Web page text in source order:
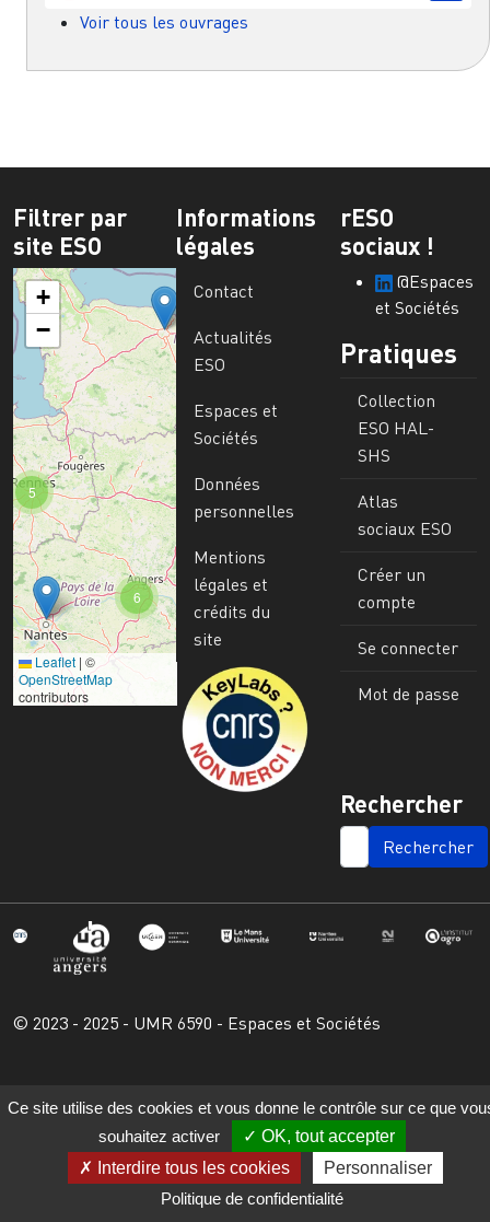
Voir tous les ouvrages
Filtrer par
site ESO
6
5
+
−
Leaflet | ©
OpenStreetMap
contributors
Informations
légales
Contact
Actualités
ESO
Espaces et
Sociétés
Données
personnelles
Mentions
légales et
crédits du
site
Image
rESO
sociaux !
@Espaces
et Sociétés
Pratiques
Collection
ESO HAL-
SHS
Atlas
sociaux ESO
Créer un
compte
Se connecter
Mot de passe
Rechercher
SEARCH
© 2023 - 2025 - UMR 6590 - Espaces et Sociétés
Ce site utilise des cookies et vous donne le contrôle sur ce que
souhaitez activer
OK, tout accepter
Interdire tous les cookies
Personnaliser
Politique de confidentialité